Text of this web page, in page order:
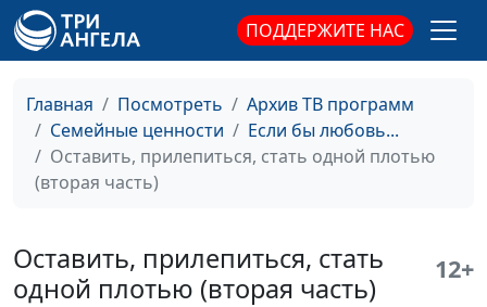
ПОДДЕРЖИТЕ НАС
Главная Посмотреть
Архив ТВ программ
Семейные ценности
Если бы любовь...
Оставить, прилепиться, стать одной плотью
(вторая часть)
Оставить, прилепиться, стать
одной плотью (вторая часть)
12+
(вторая часть)
духовного
просвещения
«Песнь Песней»
(первая часть)
руководитель Центра
духовного
просвещения
духовного
просвещения